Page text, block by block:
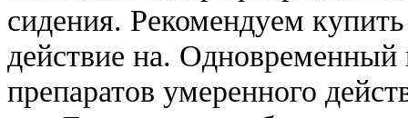
сидения. Рекомендуем
действие на.
препаратов умеренного